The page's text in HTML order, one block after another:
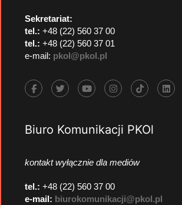
Sekretariat:
tel.: +48 (22) 560 37 00
tel.: +48 (22) 560 37 01
e-mail: pkol@pkol.pl
Biuro Komunikacji PKOl
kontakt wyłącznie dla mediów
tel.: +48 (22) 560 37 00
e-mail: biurokomunikacji@pkol.pl